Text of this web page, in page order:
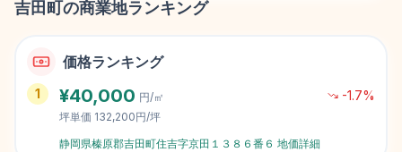
吉田町の商業地ランキング
価格ランキング
1 ¥40,000 円/㎡ -1.7%
坪単価 132,200円/坪
静岡県榛原郡吉田町住吉字京田１３８６番６ 地価詳細